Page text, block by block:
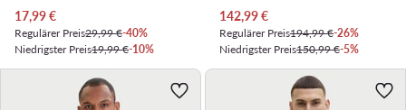
Aktueller Preis
17,99€
Regulärer Preis29,99 €-40%
Niedrigster Preis19,99 €-10%
Aktueller Preis
142,99€
Regulärer Preis194,99 €-26%
Niedrigster Preis150,99 €-5%